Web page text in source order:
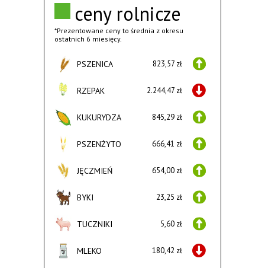
ceny rolnicze
*Prezentowane ceny to średnia z okresu
ostatnich 6 miesięcy.
PSZENICA 823,57 zł
RZEPAK 2.244,47 zł
KUKURYDZA 845,29 zł
PSZENŻYTO 666,41 zł
JĘCZMIEŃ 654,00 zł
BYKI 23,25 zł
TUCZNIKI 5,60 zł
MLEKO 180,42 zł